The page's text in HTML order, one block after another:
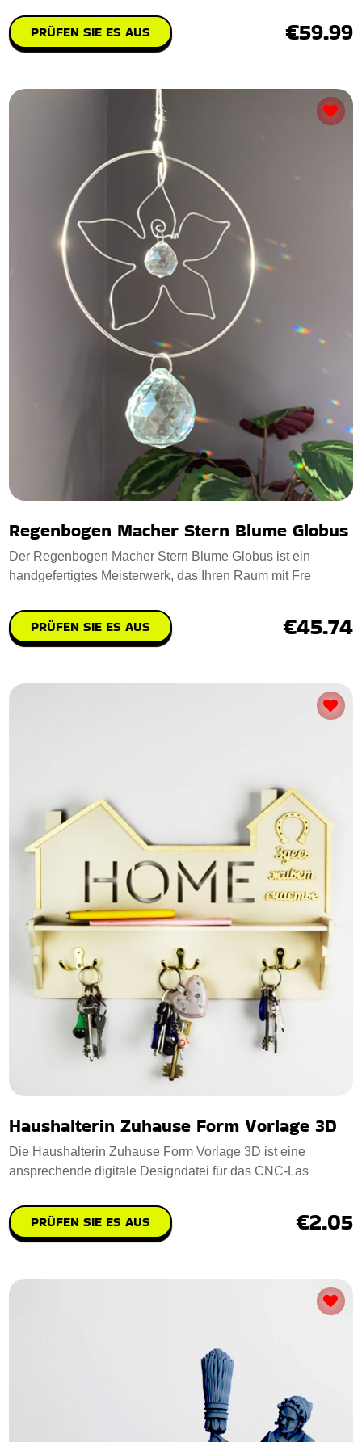
PRÜFEN SIE ES AUS €59.99
Regenbogen Macher Stern Blume Globus
Der Regenbogen Macher Stern Blume Globus ist ein
handgefertigtes Meisterwerk, das Ihren Raum mit Fre
PRÜFEN SIE ES AUS €45.74
Haushalterin Zuhause Form Vorlage 3D
Die Haushalterin Zuhause Form Vorlage 3D ist eine
ansprechende digitale Designdatei für das CNC-Las
PRÜFEN SIE ES AUS €2.05